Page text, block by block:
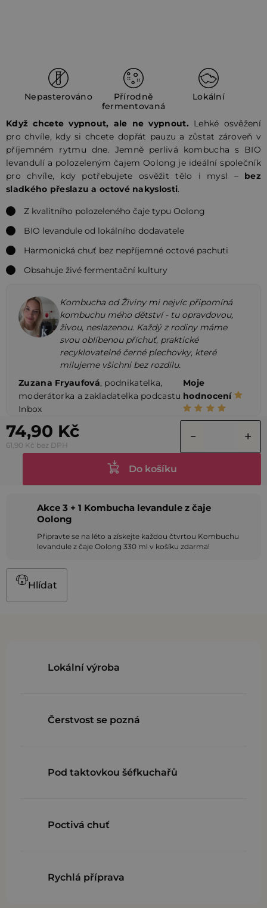
Nepasterováno
Přírodně
fermentovaná
Lokální
Když chcete vypnout, ale ne vypnout. Lehké osvěžení
pro chvíle, kdy si chcete dopřát pauzu a zůstat zároveň v
příjemném rytmu dne. Jemně perlivá kombucha s BIO
levandulí a polozeleným čajem Oolong je ideální společník
pro chvíle, kdy potřebujete osvěžit tělo i mysl – bez
sladkého přeslazu a octové nakyslosti.
Z kvalitního polozeleného čaje typu Oolong
BIO levandule od lokálního dodavatele
Harmonická chuť bez nepříjemné octové pachuti
Obsahuje živé fermentační kultury
Kombucha od Živiny mi nejvíc připomíná
kombuchu mého dětství - tu opravdovou,
živou, neslazenou. Každý z rodiny máme
svou oblíbenou příchuť, praktické
recyklovatelné černé plechovky, které
milujeme všichni bez rozdílu.
Zuzana Fryaufová, podnikatelka,
moderátorka a zakladatelka podcastu
Inbox
Moje
hodnocení
74,90 Kč
61,90 Kč bez DPH
Do košíku
Akce 3 + 1 Kombucha levandule z čaje
Oolong
Připravte se na léto a získejte každou čtvrtou Kombuchu
levandule z čaje Oolong 330 ml v košíku zdarma!
Hlídat
Lokální výroba
Čerstvost se pozná
Pod taktovkou šéfkuchařů
Poctivá chuť
Rychlá příprava